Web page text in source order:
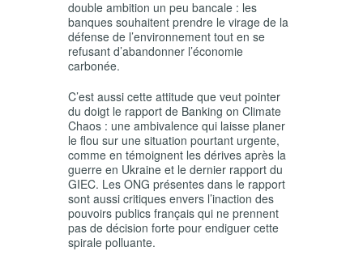
double ambition un peu bancale : les
banques souhaitent prendre le virage de la
défense de l’environnement tout en se
refusant d’abandonner l’économie
carbonée.
C’est aussi cette attitude que veut pointer
du doigt le rapport de Banking on Climate
Chaos : une ambivalence qui laisse planer
le flou sur une situation pourtant urgente,
comme en témoignent les dérives après la
guerre en Ukraine et le dernier rapport du
GIEC. Les ONG présentes dans le rapport
sont aussi critiques envers l’inaction des
pouvoirs publics français qui ne prennent
pas de décision forte pour endiguer cette
spirale polluante.